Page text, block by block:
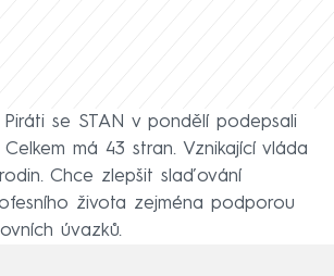
se STAN v pondělí podepsali
Celkem má 43 stran. Vznikající vláda
Chce zlepšit slaďování
života zejména podporou
úvazků.